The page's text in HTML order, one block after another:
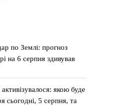
по Землі: прогноз
на 6 серпня здивував
якою буде
сьогодні, 5 серпня, та